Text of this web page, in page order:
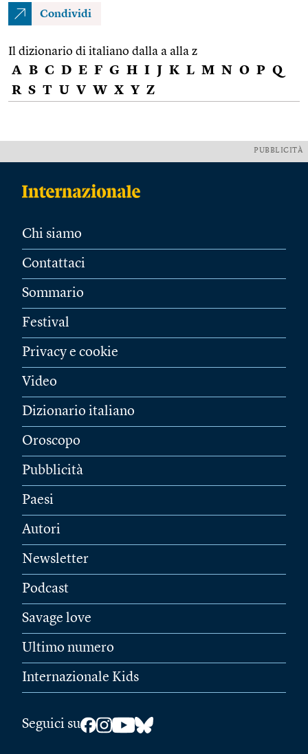
Condividi
Il dizionario di italiano dalla a alla z
A B C D E F G H I J K L M N O P Q
R S T U V W X Y Z
PUBBLICITÀ
Chi siamo
Contattaci
Sommario
Festival
Privacy e cookie
Video
Dizionario italiano
Oroscopo
Pubblicità
Paesi
Autori
Newsletter
Podcast
Savage love
Ultimo numero
Internazionale Kids
Seguici su